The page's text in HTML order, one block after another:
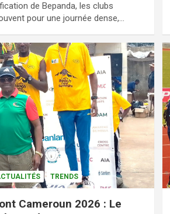
de Bepanda, les clubs
pour une journée dense,…
TRENDS
Cameroun 2026 : Le